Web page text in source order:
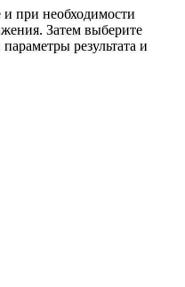
и при необходимости
Затем выберите
результата и